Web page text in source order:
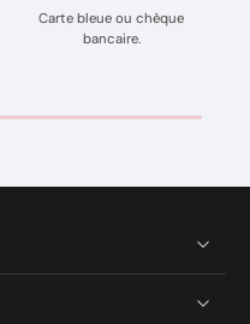
Carte bleue ou chèque
bancaire.